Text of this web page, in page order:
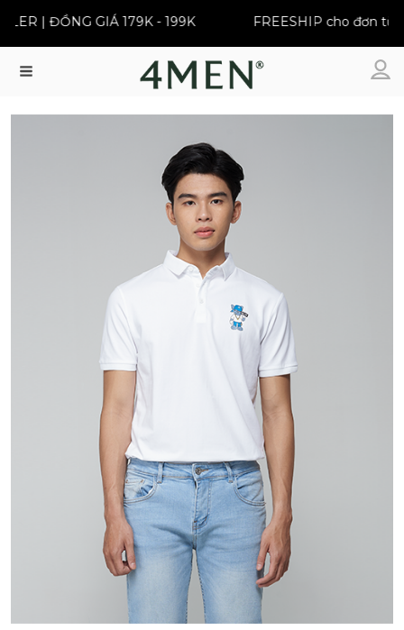
| ĐỒNG GIÁ 179K - 199K FREESHIP cho đơn từ